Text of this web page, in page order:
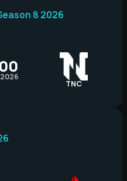
TNC
Clutch Series Season 8 2026